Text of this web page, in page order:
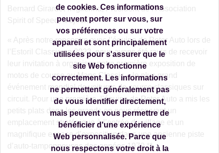
Bernard Girardot-Miglierina, Président de l’Association
Spirit of Speed, a ajouté :
« Après notre rencontre avec l’équipe de Peter Auto lors de
l’Estoril Classic en 2023, nous avons été ravis de recevoir
leur invitation à organiser notre première exposition de
motos de course au Mans Classic – le plus grand
événement mondial de voitures de course classiques sur
circuit. Pour une première, l’équipe de Peter Auto a mis les
petits plats dans les grands en nous réservant un
emplacement stratégique à l’entrée du village et un
magnifique espace d’exposition dans une ancienne piste
d’auto-tamponneuses des années 1970.**
de cookies. Ces informations
peuvent porter sur vous, sur
vos préférences ou sur votre
appareil et sont principalement
utilisées pour s'assurer que le
site Web fonctionne
correctement. Les informations
ne permettent généralement pas
de vous identifier directement,
mais peuvent vous permettre de
bénéficier d'une expérience
Web personnalisée. Parce que
nous respectons votre droit à la